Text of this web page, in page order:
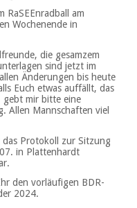
RaSEEnradball am
Wochenende in
die gesamzem
sind jetzt im
Änderungen bis heute
Euch etwas auffällt, das
gebt mir bitte eine
Allen Mannschaften viel
das Protokoll zur Sitzung
in Plattenhardt
den vorläufigen BDR-
2024.